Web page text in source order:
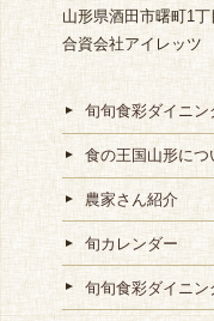
山形県酒田市曙町1
合資会社アイレッツ
旬旬食彩ダイニン
食の王国山形につ
農家さん紹介
旬カレンダー
旬旬食彩ダイニ